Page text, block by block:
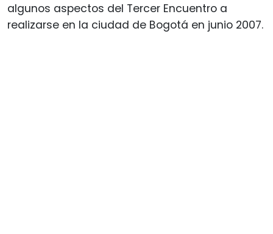
algunos aspectos del Tercer Encuentro a
realizarse en la ciudad de Bogotá en junio 2007.